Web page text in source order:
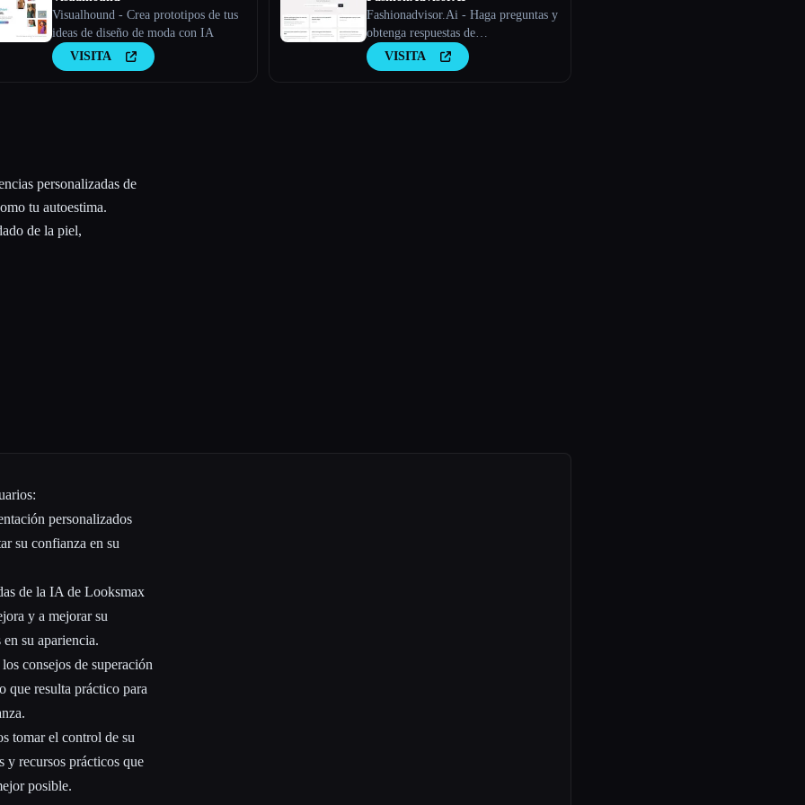
Visualhound - Crea prototipos de tus
ideas de diseño de moda con IA
VISITA
Fashionadvisor.Ai - Haga preguntas y
obtenga respuestas de
Fashionadvisor.Ai
VISITA
personalizadas de
tu autoestima.
de la piel,
personalizados
su confianza en su
de la IA de Looksmax
y a mejorar su
su apariencia.
consejos de superación
que resulta práctico para
tomar el control de su
y recursos prácticos que
posible.